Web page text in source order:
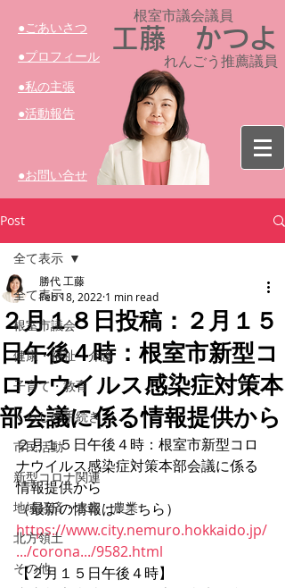
​●ごあいさつ
​●プロフィール
​●活動報告
​●私の主張
​●お問い合せ
工藤 かつよ
根室市議会議員​
れんごう推薦議員
Post
全て表示
根室市議会
健康・福祉・介護
子育て・教育
くらしの手続き
市民活動
新型コロナ関連
地域経済・水産・農業
北方領土
その他
全て表示
２月１８日投稿：２月１５
日午後４時：根室市新型コ
ロナウイルス感染症対策本
部会議に係る情報提供から
勝代 工藤
Feb 18, 2022 1 min read
２月１５日午後４時：根室市新型コロ
ナウイルス感染症対策本部会議に係る
情報提供から
（最新の情報は↓こちら）
https://www.city.nemuro.hokkaido.jp/
.../corona.../9582.html
【２月１５日午後４時】